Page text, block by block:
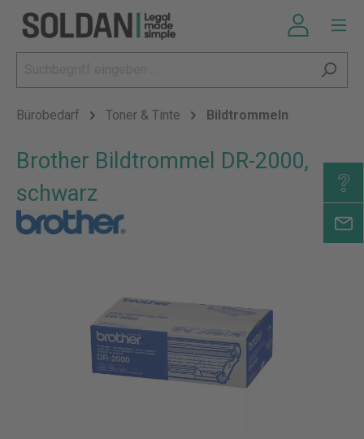
Bürobedarf Toner & Tinte Bildtrommeln
Brother Bildtrommel DR-2000,
schwarz